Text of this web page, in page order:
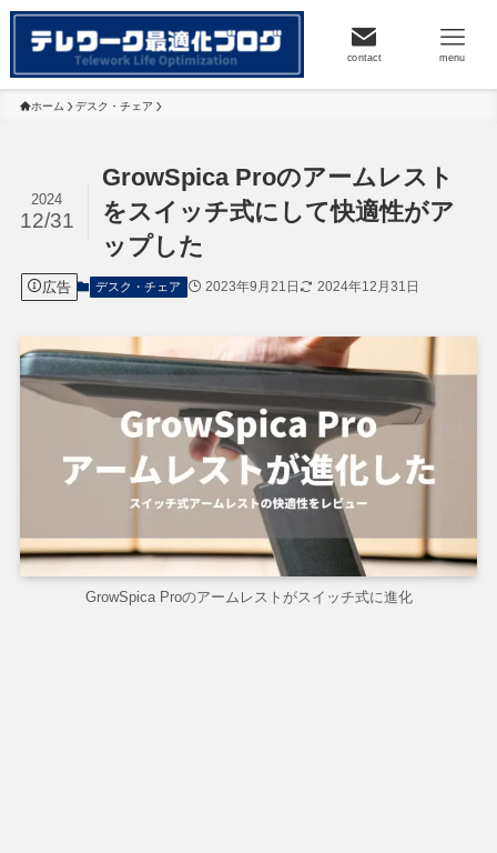
contact menu
ホーム デスク・チェア
GrowSpica Proのアームレスト
をスイッチ式にして快適性がア
ップした
2024
12/31
広告 デスク・チェア 2023年9月21日 2024年12月31日
GrowSpica Proのアームレストがスイッチ式に進化